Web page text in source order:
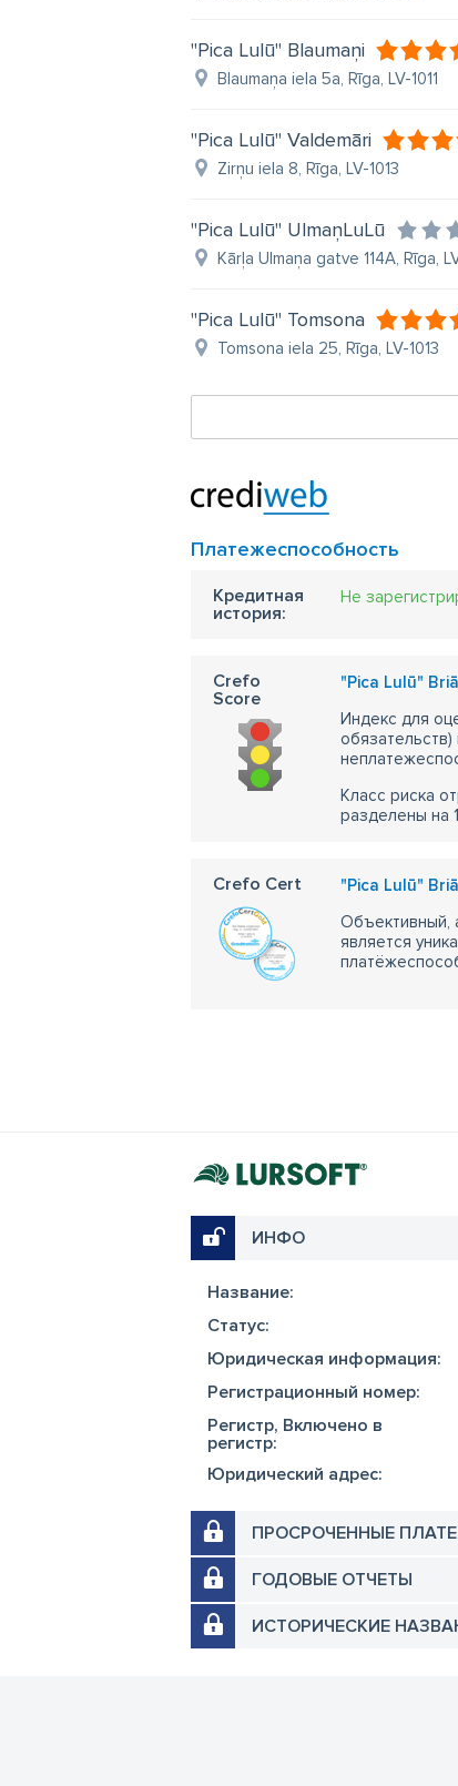
"Pica Lulū" Blaumaņi
Blaumaņa iela 5a, Rīga, LV-1011
"Pica Lulū" Valdemāri
Zirņu iela 8, Rīga, LV-1013
"Pica Lulū" UlmaņLuLū
Kārļa Ulmaņa gatve 114A, Rīga,
"Pica Lulū" Tomsona
Tomsona iela 25, Rīga, LV-1013
Платежеспособность
Кредитная
история:
Не
Crefo
Score
"Pica Lulū"
Индекс для
Класс риска
разделены на
Crefo Cert "Pica Lulū"
Объективный,
является
ИНФО
Название:
Cтатус:
Юридическая информация:
Регистрационный номер:
Регистр, Включено в
регистр:
Юридический адрес:
ПРОСРОЧЕННЫЕ
ГОДОВЫЕ ОТЧЕТЫ
ИСТОРИЧЕСКИЕ